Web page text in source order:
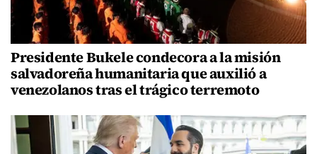
Presidente Bukele condecora a la misión
salvadoreña humanitaria que auxilió a
venezolanos tras el trágico terremoto